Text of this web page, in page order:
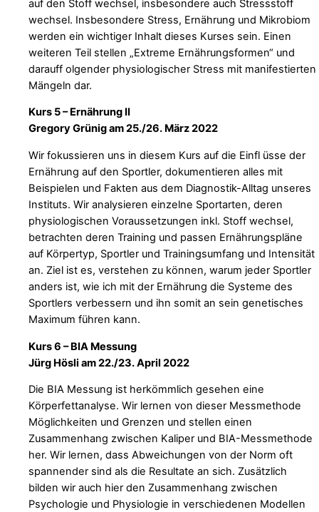
auf den Stoff wechsel, insbesondere auch Stressstoff
wechsel. Insbesondere Stress, Ernährung und Mikrobiom
werden ein wichtiger Inhalt dieses Kurses sein. Einen
weiteren Teil stellen „Extreme Ernährungsformen“ und
darauff olgender physiologischer Stress mit manifestierten
Mängeln dar.
Kurs 5 – Ernährung II
Gregory Grünig am 25./26. März 2022
Wir fokussieren uns in diesem Kurs auf die Einfl üsse der
Ernährung auf den Sportler, dokumentieren alles mit
Beispielen und Fakten aus dem Diagnostik-Alltag unseres
Instituts. Wir analysieren einzelne Sportarten, deren
physiologischen Voraussetzungen inkl. Stoff wechsel,
betrachten deren Training und passen Ernährungspläne
auf Körpertyp, Sportler und Trainingsumfang und Intensität
an. Ziel ist es, verstehen zu können, warum jeder Sportler
anders ist, wie ich mit der Ernährung die Systeme des
Sportlers verbessern und ihn somit an sein genetisches
Maximum führen kann.
Kurs 6 – BIA Messung
Jürg Hösli am 22./23. April 2022
Die BIA Messung ist herkömmlich gesehen eine
Körperfettanalyse. Wir lernen von dieser Messmethode
Möglichkeiten und Grenzen und stellen einen
Zusammenhang zwischen Kaliper und BIA-Messmethode
her. Wir lernen, dass Abweichungen von der Norm oft
spannender sind als die Resultate an sich. Zusätzlich
bilden wir auch hier den Zusammenhang zwischen
Psychologie und Physiologie in verschiedenen Modellen